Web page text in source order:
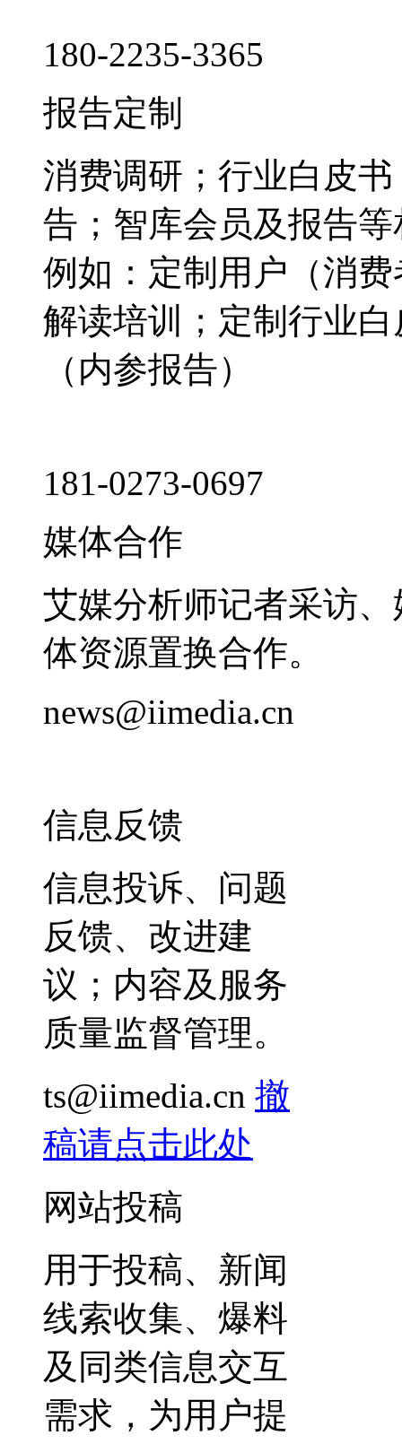
180-2235-3365
报告定制
消费调研；行业白皮
告；智库会员及报告
例如：定制用户（消
解读培训；定制行业
（内参报告）
181-0273-0697
媒体合作
艾媒分析师记者采访
体资源置换合作。
news@iimedia.cn
信息反馈
信息投诉、问题
反馈、改进建
议；内容及服务
质量监督管理。
ts@iimedia.cn 撤
稿请点击此处
网站投稿
用于投稿、新闻
线索收集、爆料
及同类信息交互
需求，为用户提